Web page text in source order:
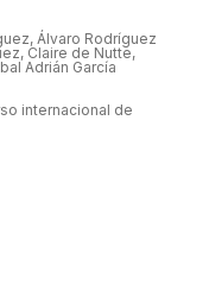
Álvaro Rodríguez
Claire de Nutte,
Adrián García
internacional de